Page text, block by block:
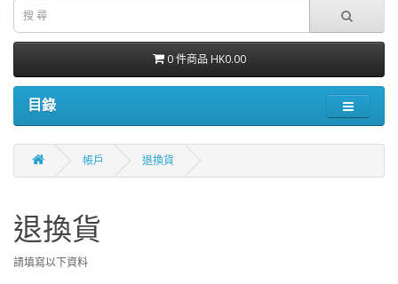
0 件商品 HK0.00
目錄
帳戶 退換貨
退換貨
請填寫以下資料